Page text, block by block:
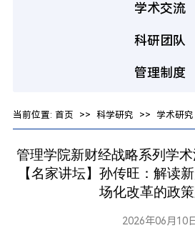
学术交流
科研团队
管理制度
当前位置: 首页 >> 科学研究 >> 学术研究
管理学院新财经战略系列学
【名家讲坛】孙传旺：解读
场化改革的政
2026年06月10日